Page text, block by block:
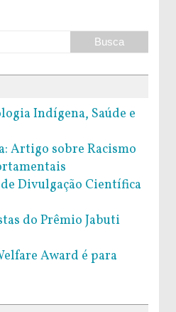
Indígena, Saúde e
Artigo sobre Racismo
Divulgação Científica
do Prêmio Jabuti
Award é para